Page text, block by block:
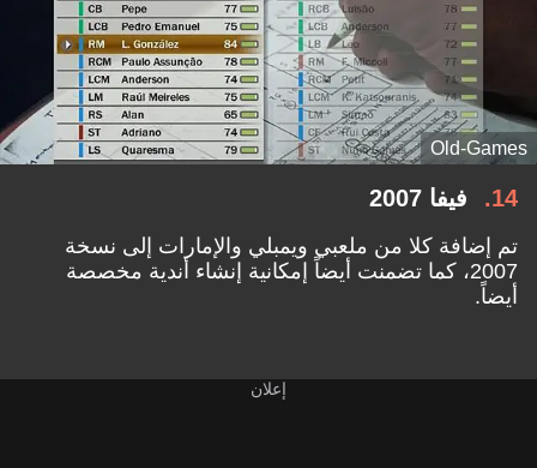
Old-Games
14 فيفا 2007
تم إضافة كلا من ملعبي ويمبلي والإمارات إلى نسخة
2007، كما تضمنت أيضاً إمكانية إنشاء أندية مخصصة
أيضاً.